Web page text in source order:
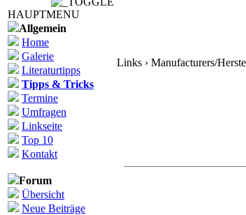
HAUPTMENU
Allgemein
Home
Galerie
Literaturtipps
Tipps & Tricks
Termine
Umfragen
Linkseite
Top 10
Kontakt
Forum
Übersicht
Neue Beiträge
Links › Manufacturers/